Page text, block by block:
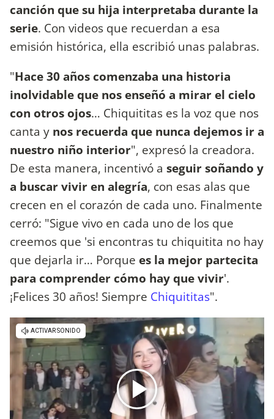
canción que su hija interpretaba durante la
serie. Con videos que recuerdan a esa
emisión histórica, ella escribió unas palabras.
"Hace 30 años comenzaba una historia
inolvidable que nos enseñó a mirar el cielo
con otros ojos… Chiquititas es la voz que nos
canta y nos recuerda que nunca dejemos ir a
nuestro niño interior", expresó la creadora.
De esta manera, incentivó a seguir soñando y
a buscar vivir en alegría, con esas alas que
crecen en el corazón de cada uno. Finalmente
cerró: "Sigue vivo en cada uno de los que
creemos que 'si encontras tu chiquitita no hay
que dejarla ir… Porque es la mejor partecita
para comprender cómo hay que vivir'.
¡Felices 30 años! Siempre Chiquititas".